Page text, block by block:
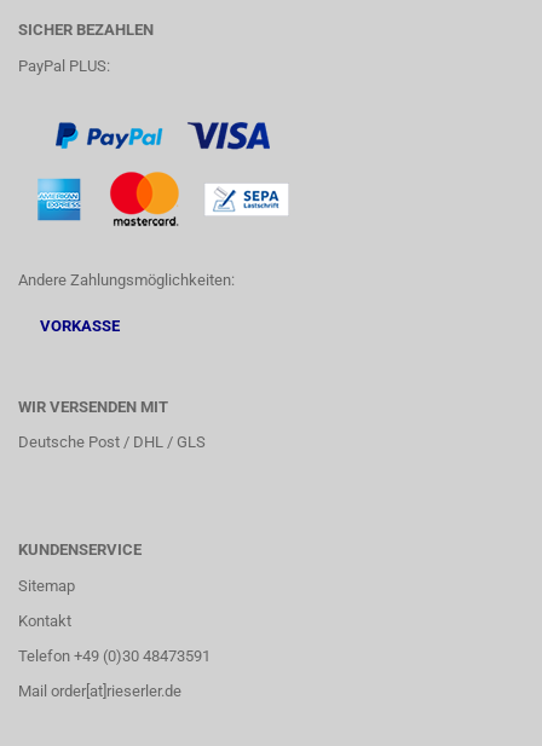
SICHER BEZAHLEN
PayPal PLUS:
Andere Zahlungsmöglichkeiten:
VORKASSE
WIR VERSENDEN MIT
Deutsche Post / DHL / GLS
KUNDENSERVICE
Sitemap
Kontakt
Telefon +49 (0)30 48473591
Mail order[at]rieserler.de